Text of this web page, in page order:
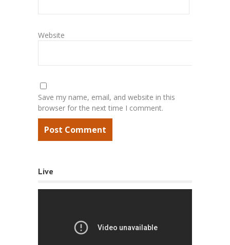
Website
Save my name, email, and website in this
browser for the next time I comment.
Live